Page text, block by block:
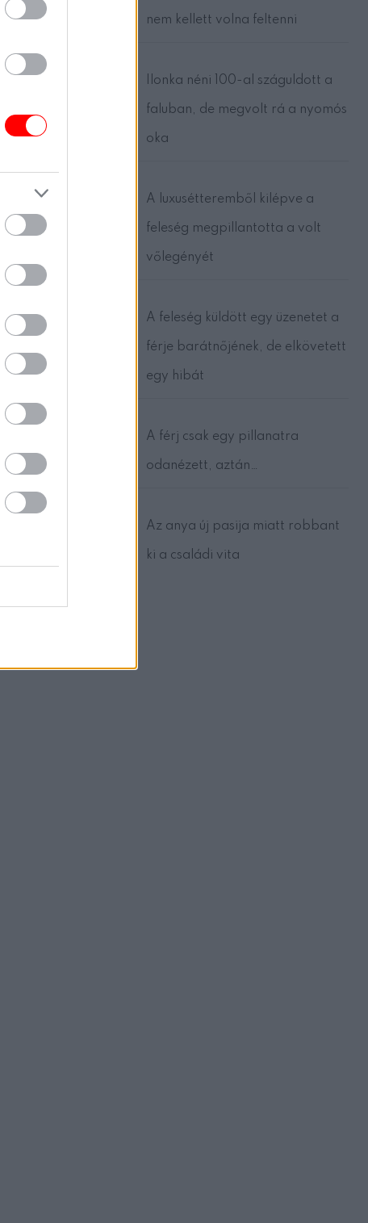
nem kellett volna feltenni
Ilonka néni 100-al száguldott a
faluban, de megvolt rá a nyomós
oka
A luxusétteremből kilépve a
feleség megpillantotta a volt
vőlegényét
A feleség küldött egy üzenetet a
férje barátnőjének, de elkövetett
egy hibát
A férj csak egy pillanatra
odanézett, aztán…
Az anya új pasija miatt robbant
ki a családi vita